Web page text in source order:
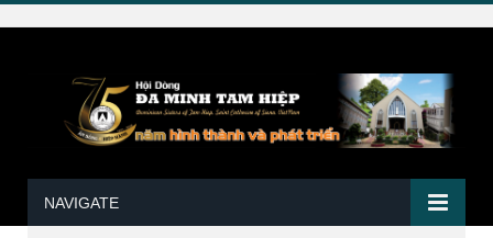
NAVIGATE